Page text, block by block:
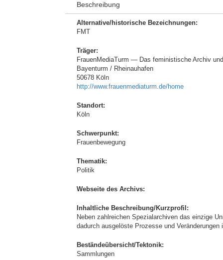
Beschreibung
Alternative/historische Bezeichnungen:
FMT
Träger:
FrauenMediaTurm — Das feministische Archiv
Bayenturm / Rheinauhafen
50678 Köln
http://www.frauenmediaturm.de/home
Standort:
Köln
Schwerpunkt:
Frauenbewegung
Thematik:
Politik
Webseite des Archivs:
Inhaltliche Beschreibung/Kurzprofil:
Neben zahlreichen Spezialarchiven das einzige
dadurch ausgelöste Prozesse und
Beständeübersicht/Tektonik:
Sammlungen